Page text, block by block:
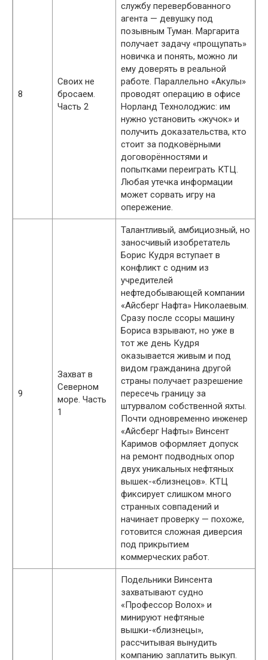
8
Своих не
бросаем.
Часть 2
службу перевербованного
агента — девушку под
позывным Туман. Маргарита
получает задачу «прощупать»
новичка и понять, можно ли
ему доверять в реальной
работе. Параллельно «Акулы»
проводят операцию в офисе
Норланд Технолоджис: им
нужно установить «жучок» и
получить доказательства, кто
стоит за подковёрными
договорённостями и
попытками переиграть КТЦ.
Любая утечка информации
может сорвать игру на
опережение.
9
Захват в
Северном
море. Часть
1
Талантливый, амбициозный, но
заносчивый изобретатель
Борис Кудря вступает в
конфликт с одним из
учредителей
нефтедобывающей компании
«Айсберг Нафта» Николаевым.
Сразу после ссоры машину
Бориса взрывают, но уже в
тот же день Кудря
оказывается живым и под
видом гражданина другой
страны получает разрешение
пересечь границу за
штурвалом собственной яхты.
Почти одновременно инженер
«Айсберг Нафты» Винсент
Каримов оформляет допуск
на ремонт подводных опор
двух уникальных нефтяных
вышек-«близнецов». КТЦ
фиксирует слишком много
странных совпадений и
начинает проверку — похоже,
готовится сложная диверсия
под прикрытием
коммерческих работ.
Подельники Винсента
захватывают судно
«Профессор Волох» и
минируют нефтяные
вышки-«близнецы»,
рассчитывая вынудить
компанию заплатить выкуп.